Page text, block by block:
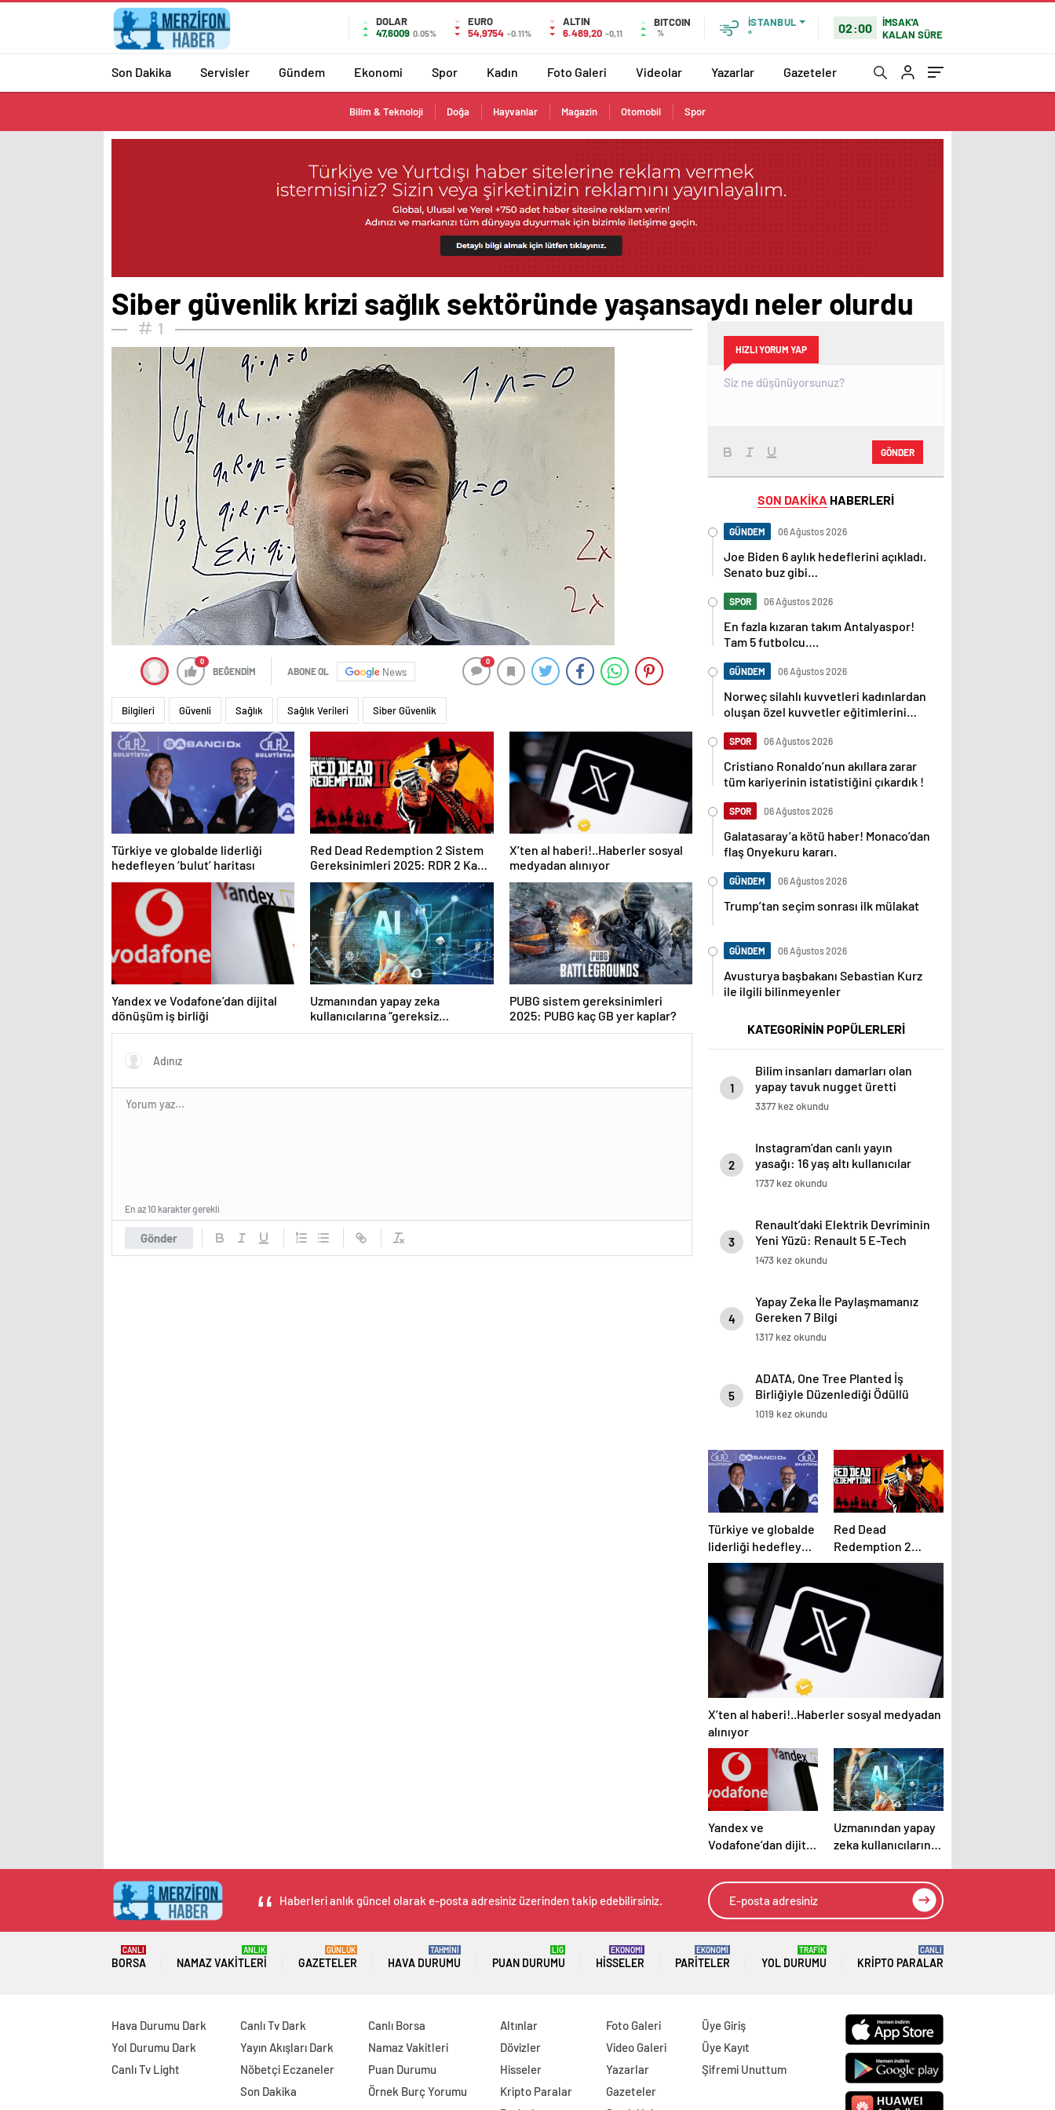
DOLAR
47,6009 0.05%
EURO
54,9754 -0.11%
ALTIN
6.489,20 -0,11
BITCOIN
%
İSTANBUL
°
02:00
İMSAK'A
KALAN SÜRE
Son Dakika Servisler Gündem Ekonomi Spor Kadın Foto Galeri Videolar Yazarlar Gazeteler
Bilim & Teknoloji Doğa Hayvanlar Magazin Otomobil Spor
Siber güvenlik krizi sağlık sektöründe yaşansaydı neler olurdu
1
0
BEĞENDİM ABONE OL News
0
Bilgileri Güvenli Sağlık Sağlık Verileri Siber Güvenlik
Türkiye ve globalde liderliği
hedefleyen ‘bulut’ haritası
Red Dead Redemption 2 Sistem
Gereksinimleri 2025: RDR 2 Kaç
GB Yer Kaplar?
X’ten al haberi!..Haberler sosyal
medyadan alınıyor
Yandex ve Vodafone’dan dijital
dönüşüm iş birliği
Uzmanından yapay zeka
kullanıcılarına “gereksiz
sorgulardan kaçının” tavsiyesi
PUBG sistem gereksinimleri
2025: PUBG kaç GB yer kaplar?
Gönder
En az 10 karakter gerekli
HIZLI YORUM YAP
GÖNDER
SON DAKİKA HABERLERİ
GÜNDEM 06 Ağustos 2026
Joe Biden 6 aylık hedeflerini açıkladı.
Senato buz gibi…
SPOR 06 Ağustos 2026
En fazla kızaran takım Antalyaspor!
Tam 5 futbolcu….
GÜNDEM 06 Ağustos 2026
Norweç silahlı kuvvetleri kadınlardan
oluşan özel kuvvetler eğitimlerini
SPOR 06 Ağustos 2026
Cristiano Ronaldo’nun akıllara zarar
tüm kariyerinin istatistiğini çıkardık !
SPOR 06 Ağustos 2026
Galatasaray’a kötü haber! Monaco’dan
flaş Onyekuru kararı.
GÜNDEM 06 Ağustos 2026
Trump’tan seçim sonrası ilk mülakat
GÜNDEM 06 Ağustos 2026
Avusturya başbakanı Sebastian Kurz
ile ilgili bilinmeyenler
KATEGORİNİN POPÜLERLERİ
1
Bilim insanları damarları olan
yapay tavuk nugget üretti
3377 kez okundu
2
Instagram’dan canlı yayın
yasağı: 16 yaş altı kullanıcılar
için yeni kurallar açıklandı
1737 kez okundu
3
Renault’daki Elektrik Devriminin
Yeni Yüzü: Renault 5 E-Tech
%100 Elektrikli
1473 kez okundu
4
Yapay Zeka İle Paylaşmamanız
Gereken 7 Bilgi
1317 kez okundu
5
ADATA, One Tree Planted İş
Birliğiyle Düzenlediği Ödüllü
Etkinlikler ve Yerel İndirim
1019 kez okundu
Türkiye ve globalde
liderliği hedefleyen
‘bulut’ haritası
Red Dead
Redemption 2
Sistem
2025: RDR 2 Kaç GB
Yer Kaplar?
X’ten al haberi!..Haberler sosyal medyadan
alınıyor
Yandex ve
Vodafone’dan dijital
Uzmanından yapay
zeka kullanıcılarına
sorgulardan
kaçının” tavsiyesi
Haberleri anlık güncel olarak e-posta adresiniz üzerinden takip edebilirsiniz.
BORSA
CANLI
NAMAZ VAKITLERI
ANLIK
GAZETELER
GÜNLÜK
HAVA DURUMU
TAHMİNİ
PUAN DURUMU
LİG
HISSELER
EKONOMİ
PARITELER
EKONOMİ
YOL DURUMU
TRAFİK
KRIPTO PARALAR
CANLI
Hava Durumu Dark
Yol Durumu Dark
Canlı Tv Light
Canlı Tv Dark
Yayın Akışları Dark
Nöbetçi Eczaneler
Son Dakika
Canlı Borsa
Namaz Vakitleri
Puan Durumu
Örnek Burç Yorumu
Altınlar
Dövizler
Hisseler
Kripto Paralar
Foto Galeri
Video Galeri
Yazarlar
Gazeteler
Üye Giriş
Üye Kayıt
Şifremi Unuttum